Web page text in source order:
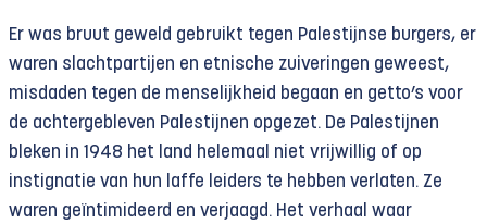
Er was bruut geweld gebruikt tegen Palestijnse burgers, er
waren slachtpartijen en etnische zuiveringen geweest,
misdaden tegen de menselijkheid begaan en getto’s voor
de achtergebleven Palestijnen opgezet. De Palestijnen
bleken in 1948 het land helemaal niet vrijwillig of op
instignatie van hun laffe leiders te hebben verlaten. Ze
waren geïntimideerd en verjaagd. Het verhaal waar